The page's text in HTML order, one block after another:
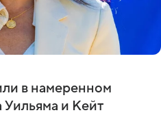
в намеренном
и Кейт